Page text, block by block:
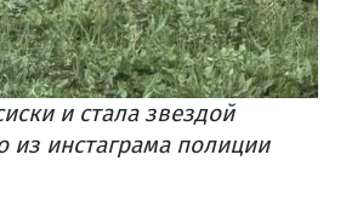
и стала звездой
из инстаграма полиции